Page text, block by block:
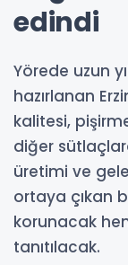
edindi
Yörede uzun
hazırlanan
kalitesi,
diğer
üretimi ve
ortaya çıkan
korunacak
tanıtılacak.